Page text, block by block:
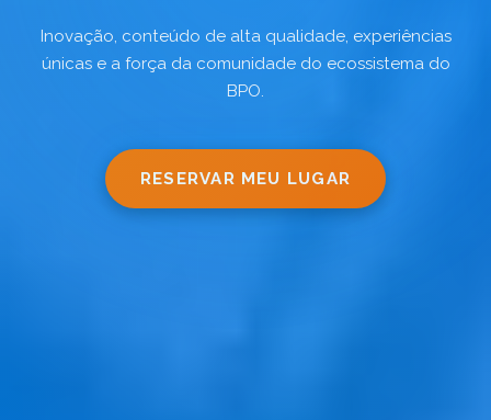
Inovação, conteúdo de alta qualidade, experiências
únicas e a força da comunidade do ecossistema do
BPO.
RESERVAR MEU LUGAR